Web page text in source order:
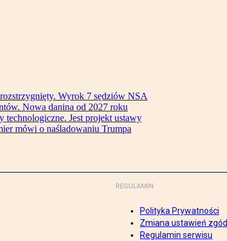
Wyrok 7 sędziów NSA
Nowa danina od 2027 roku
Jest projekt ustawy
mówi o naśladowaniu Trumpa
REGULAMIN
Polityka Prywatności
Zmiana ustawień zgód
Regulamin serwisu